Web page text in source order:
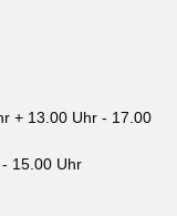
+ 13.00 Uhr - 17.00
15.00 Uhr